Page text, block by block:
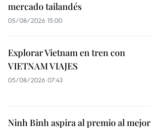
mercado tailandés
05/08/2026 15:00
Explorar Vietnam en tren con
VIETNAM VIAJES
05/08/2026 07:43
Ninh Binh aspira al premio al mejor